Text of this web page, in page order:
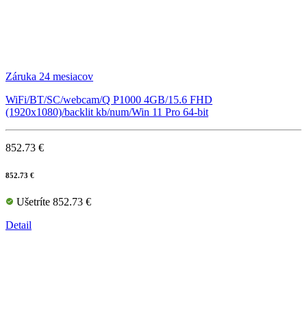
Záruka 24 mesiacov
WiFi/BT/SC/webcam/Q P1000 4GB/15.6 FHD
(1920x1080)/backlit kb/num/Win 11 Pro 64-bit
852.73 €
852.73 €
Ušetríte 852.73 €
Detail